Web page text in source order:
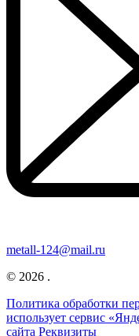
metall-124@mail.ru
© 2026 .
Политика обработки
использует сервис
сайта Реквизиты